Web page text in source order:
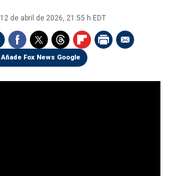
12 de abril de 2026, 21:55 h EDT
Añade Fox News Google